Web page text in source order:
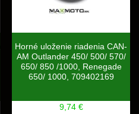
Horné uloženie riadenia CAN-
AM Outlander 450/ 500/ 570/
650/ 850 /1000, Renegade
650/ 1000, 709402169
9,74 €